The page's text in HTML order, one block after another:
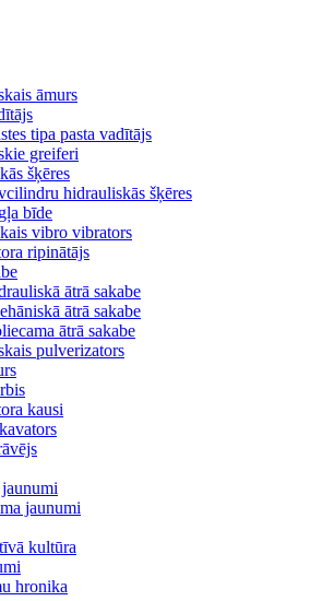
āmurs
tipa pasta vadītājs
greiferi
šķēres
hidrauliskās šķēres
bīde
vibro vibrators
ripinātājs
ātrā sakabe
ātrā sakabe
ātrā sakabe
pulverizators
kausi
jaunumi
kultūra
hronika